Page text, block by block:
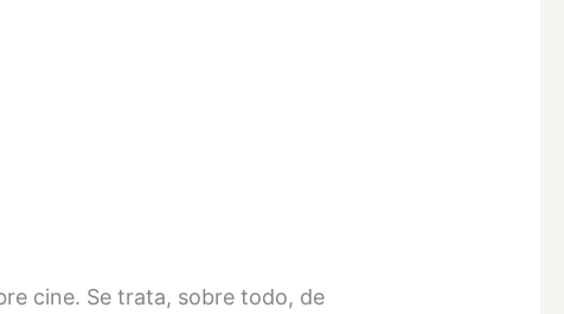
cine. Se trata, sobre todo, de